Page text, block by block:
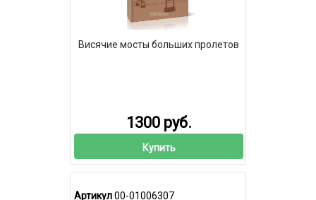
Висячие мосты больших пролетов
1300 руб.
Купить
Артикул00-01006307